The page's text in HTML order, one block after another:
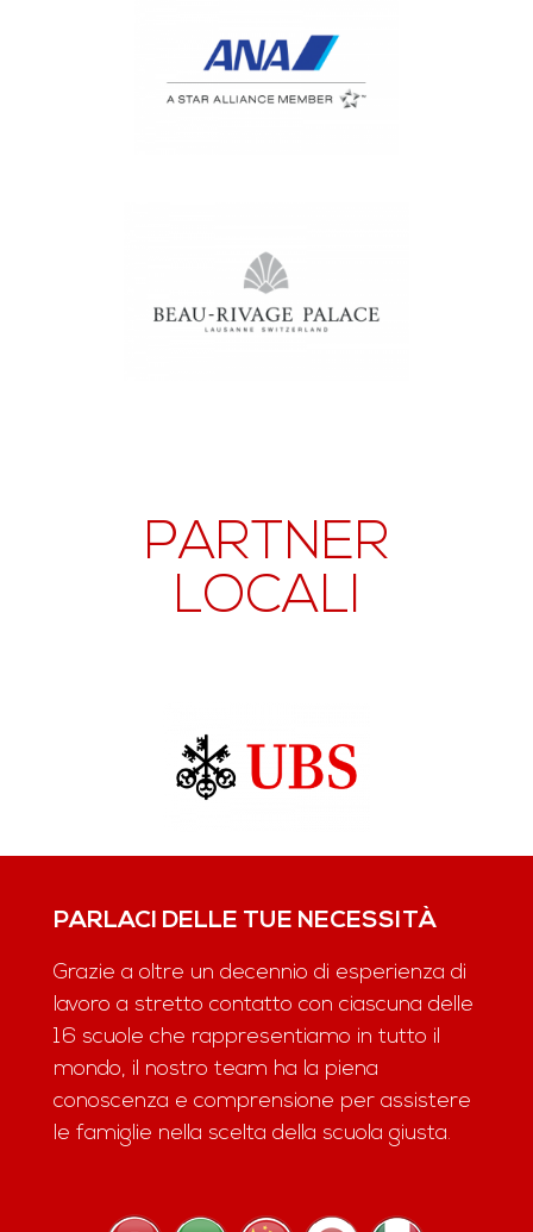
PARTNER
LOCALI
PARLACI DELLE TUE NECESSITÀ
Grazie a oltre un decennio di esperienza di
lavoro a stretto contatto con ciascuna delle
16 scuole che rappresentiamo in tutto il
mondo, il nostro team ha la piena
conoscenza e comprensione per assistere
le famiglie nella scelta della scuola giusta.